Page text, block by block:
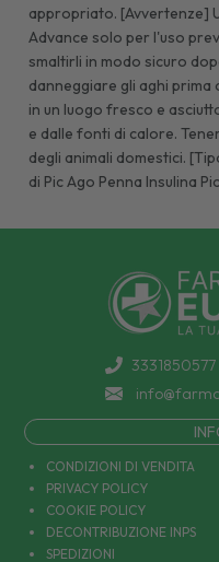
appropriato. [Avvertenze]
Advance solo per l'uso
smaltirli in modo sicuro
danneggiare gli aghi
in un luogo fresco e
e dalle fonti di calore.
degli animali domestici.
di Pic Ago Penna Insulina
3331850577
CONDIZIONI DI VENDITA
PRIVACY POLICY
COOKIE POLICY
DECONTRIBUZIONE INPS
SPEDIZIONI